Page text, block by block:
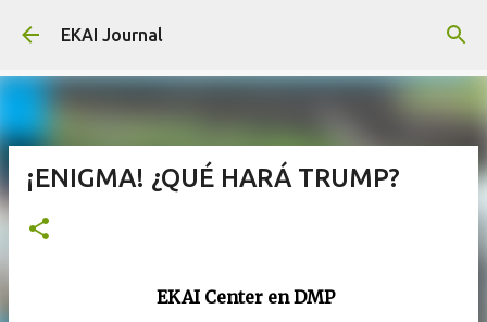
EKAI Journal
¡ENIGMA! ¿QUÉ HARÁ TRUMP?
EKAI Center en DMP